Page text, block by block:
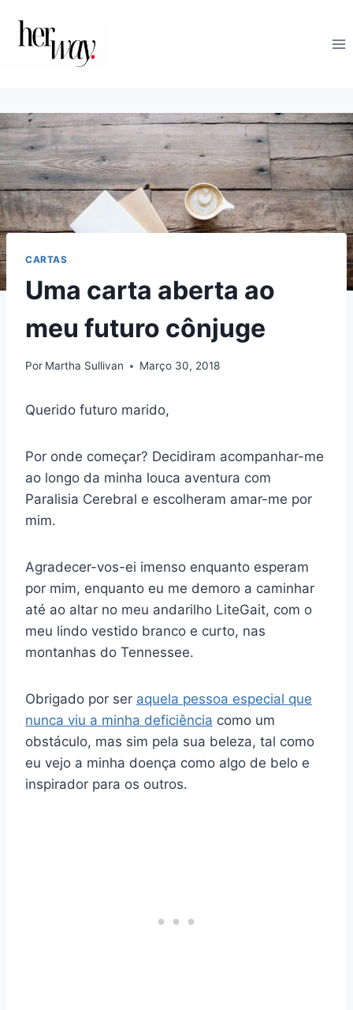
CARTAS
Uma carta aberta ao
meu futuro cônjuge
Por Martha Sullivan Março 30, 2018
Querido futuro marido,
Por onde começar? Decidiram acompanhar-me
ao longo da minha louca aventura com
Paralisia Cerebral e escolheram amar-me por
mim.
Agradecer-vos-ei imenso enquanto esperam
por mim, enquanto eu me demoro a caminhar
até ao altar no meu andarilho LiteGait, com o
meu lindo vestido branco e curto, nas
montanhas do Tennessee.
Obrigado por ser aquela pessoa especial que
nunca viu a minha deficiência como um
obstáculo, mas sim pela sua beleza, tal como
eu vejo a minha doença como algo de belo e
inspirador para os outros.